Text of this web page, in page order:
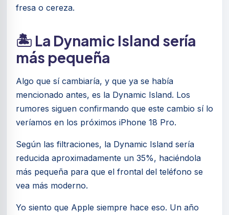
fresa o cereza.
🏝️ La Dynamic Island sería
más pequeña
Algo que sí cambiaría, y que ya se había
mencionado antes, es la Dynamic Island. Los
rumores siguen confirmando que este cambio sí lo
veríamos en los próximos iPhone 18 Pro.
Según las filtraciones, la Dynamic Island sería
reducida aproximadamente un 35%, haciéndola
más pequeña para que el frontal del teléfono se
vea más moderno.
Yo siento que Apple siempre hace eso. Un año